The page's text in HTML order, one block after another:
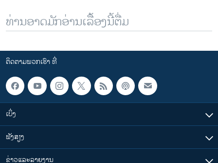
ທ່ານອາດມັກອ່ານເລື້ອງນີ້ຕື່ມ
ຕິດຕາມພວກເຮົາ ທີ່
ເບິ່ງ
ຟັງສຽງ
ຂ່າວແລະລາຍງານ